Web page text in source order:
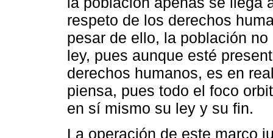
respeto de los derechos
pesar de ello, la población
ley, pues aunque esté
derechos humanos, es en
piensa, pues todo el foco
en sí mismo su ley y su fin.
La operación de este marco